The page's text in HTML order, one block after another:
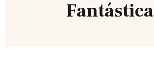
Fantástica